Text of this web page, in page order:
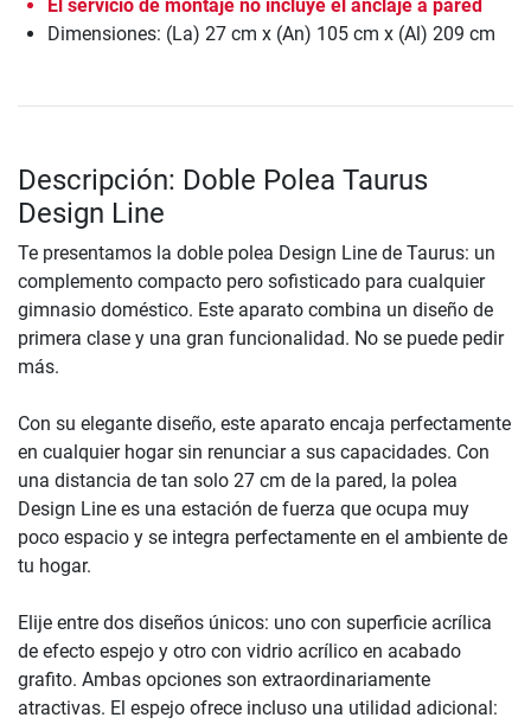
El servicio de montaje no incluye el anclaje a pared
Dimensiones: (La) 27 cm x (An) 105 cm x (Al) 209 cm
Descripción: Doble Polea Taurus
Design Line
Te presentamos la doble polea Design Line de Taurus: un
complemento compacto pero sofisticado para cualquier
gimnasio doméstico. Este aparato combina un diseño de
primera clase y una gran funcionalidad. No se puede pedir
más.
Con su elegante diseño, este aparato encaja perfectamente
en cualquier hogar sin renunciar a sus capacidades. Con
una distancia de tan solo 27 cm de la pared, la polea
Design Line es una estación de fuerza que ocupa muy
poco espacio y se integra perfectamente en el ambiente de
tu hogar.
Elije entre dos diseños únicos: uno con superficie acrílica
de efecto espejo y otro con vidrio acrílico en acabado
grafito. Ambas opciones son extraordinariamente
atractivas. El espejo ofrece incluso una utilidad adicional: